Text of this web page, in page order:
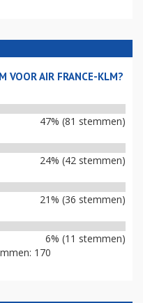
VOOR AIR FRANCE-KLM?
47% (81 stemmen)
24% (42 stemmen)
21% (36 stemmen)
6% (11 stemmen)
170